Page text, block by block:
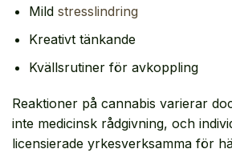
Mild stresslindring
Kreativt tänkande
Kvällsrutiner för avkoppling
Reaktioner på cannabis varierar
inte medicinsk rådgivning, och
licensierade yrkesverksamma för